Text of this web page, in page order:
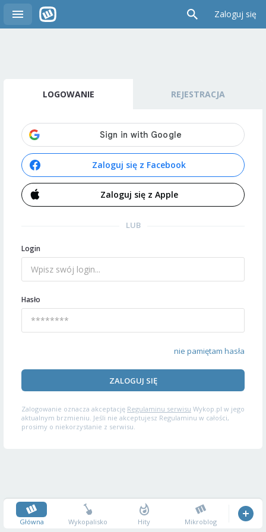
Zaloguj się
LOGOWANIE REJESTRACJA
Zaloguj się z Facebook
Zaloguj się z Apple
LUB
Login
Hasło
nie pamiętam hasła
ZALOGUJ SIĘ
Zalogowanie oznacza akceptację Regulaminu serwisu Wykop.pl w jego
aktualnym brzmieniu. Jeśli nie akceptujesz Regulaminu w całości,
prosimy o niekorzystanie z serwisu.
Główna Wykopalisko Hity Mikroblog